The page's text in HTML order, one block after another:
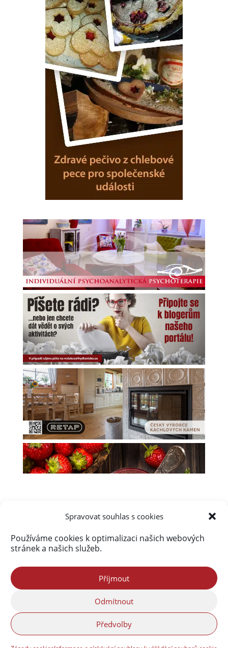
Spravovat souhlas s cookies
Používáme cookies k optimalizaci našich webových
stránek a našich služeb.
Příjmout
Odmítnout
Předvolby
Úvod Obsah webu
Aktuálně
Portál Freedlantsko.eu provozuje společnost
Freedlantsko.group s.r.o. Webdesign© Reklama